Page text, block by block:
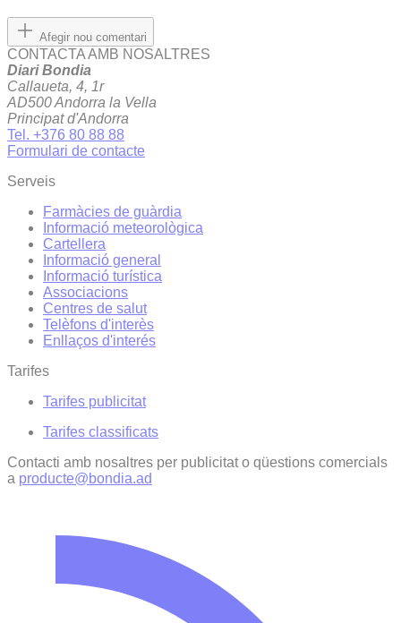
Afegir nou comentari
CONTACTA AMB NOSALTRES
Diari Bondia
Callaueta, 4, 1r
AD500 Andorra la Vella
Principat d'Andorra
Tel. +376 80 88 88
Formulari de contacte
Serveis
Farmàcies de guàrdia
Informació meteorològica
Cartellera
Informació general
Informació turística
Associacions
Centres de salut
Telèfons d'interès
Enllaços d'interés
Tarifes
Tarifes publicitat
Tarifes classificats
Contacti amb nosaltres per publicitat o qüestions comercials
a producte@bondia.ad